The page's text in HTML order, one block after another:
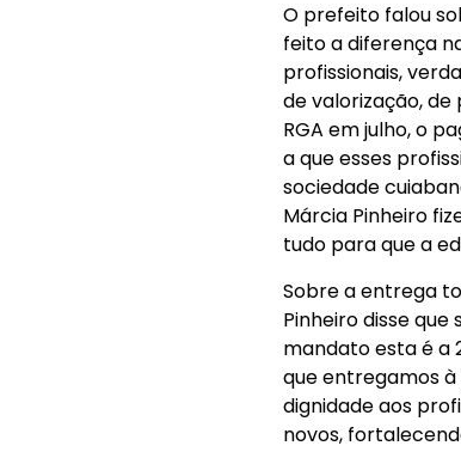
O prefeito falou
feito a diferença
profissionais,
de valorização,
RGA em julho, o
a que esses
sociedade
Márcia Pinheiro
tudo para que a
Sobre a entrega
Pinheiro disse
mandato esta é a
que entregamos
dignidade aos
novos,